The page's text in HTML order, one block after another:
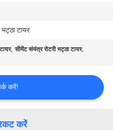
टायर
,सीमेंट संयंत्र रोटरी भट्ठा टायर,
करें!
करें